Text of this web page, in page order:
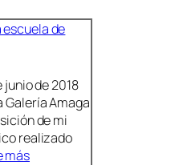
escuela de
junio de 2018
Galería Amaga
de mi
realizado
más: